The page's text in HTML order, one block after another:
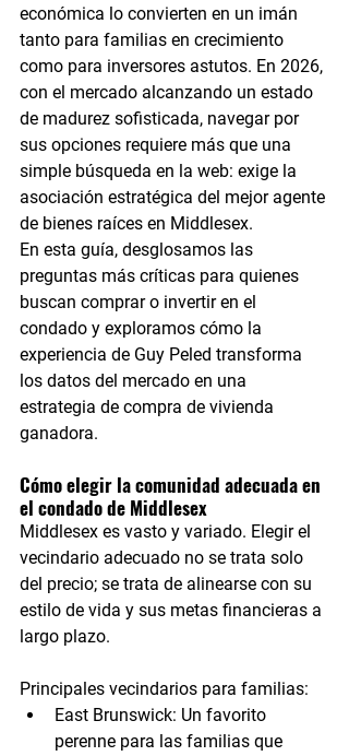
económica lo convierten en un imán
tanto para familias en crecimiento
como para inversores astutos. En 2026,
con el mercado alcanzando un estado
de madurez sofisticada, navegar por
sus opciones requiere más que una
simple búsqueda en la web: exige la
asociación estratégica del mejor agente
de bienes raíces en Middlesex.
En esta guía, desglosamos las
preguntas más críticas para quienes
buscan comprar o invertir en el
condado y exploramos cómo la
experiencia de Guy Peled transforma
los datos del mercado en una
estrategia de compra de vivienda
ganadora.
Cómo elegir la comunidad adecuada en
el condado de Middlesex
Middlesex es vasto y variado. Elegir el
vecindario adecuado no se trata solo
del precio; se trata de alinearse con su
estilo de vida y sus metas financieras a
largo plazo.
Principales vecindarios para familias:
East Brunswick: Un favorito
perenne para las familias que